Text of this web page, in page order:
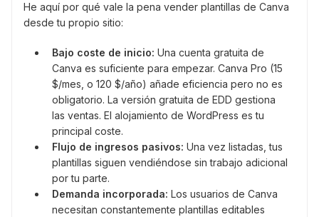
He aquí por qué vale la pena vender plantillas de Canva
desde tu propio sitio:
Bajo coste de inicio: Una cuenta gratuita de
Canva es suficiente para empezar. Canva Pro (15
$/mes, o 120 $/año) añade eficiencia pero no es
obligatorio. La versión gratuita de EDD gestiona
las ventas. El alojamiento de WordPress es tu
principal coste.
Flujo de ingresos pasivos: Una vez listadas, tus
plantillas siguen vendiéndose sin trabajo adicional
por tu parte.
Demanda incorporada: Los usuarios de Canva
necesitan constantemente plantillas editables